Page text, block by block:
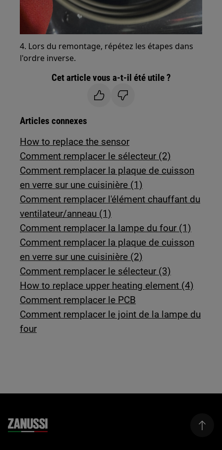
4. Lors du remontage, répétez les étapes dans
l'ordre inverse.
Cet article vous a-t-il été utile ?
Articles connexes
How to replace the sensor
Comment remplacer le sélecteur (2)
Comment remplacer la plaque de cuisson
en verre sur une cuisinière (1)
Comment remplacer l'élément chauffant du
ventilateur/anneau (1)
Comment remplacer la lampe du four (1)
Comment remplacer la plaque de cuisson
en verre sur une cuisinière (2)
Comment remplacer le sélecteur (3)
How to replace upper heating element (4)
Comment remplacer le PCB
Comment remplacer le joint de la lampe du
four